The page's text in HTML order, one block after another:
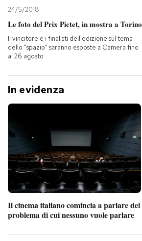
24/5/2018
Le foto del Prix Pictet, in mostra a Torino
Il vincitore e i finalisti dell'edizione sul tema
dello "spazio" saranno esposte a Camera fino
al 26 agosto
In evidenza
Il cinema italiano comincia a parlare del
problema di cui nessuno vuole parlare